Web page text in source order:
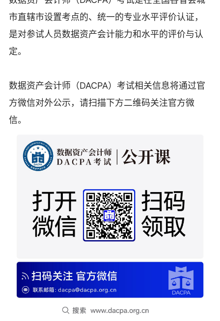
市直辖市设置考点的、统一的专业水平评价认证，
是对参试人员数据资产会计能力和水平的评价与认
定。
数据资产会计师（DACPA）考试相关信息将通过官
方微信对外公示，请扫描下方二维码关注官方微
信。